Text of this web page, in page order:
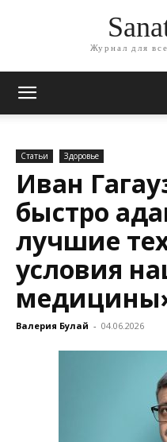
Журнал для
Статьи Здоровье
Иван
быстро
лучшие
условия
Валерия Булай - 04.06.2026